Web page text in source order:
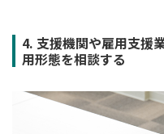
4. 支援機関や雇用支援
用形態を相談する